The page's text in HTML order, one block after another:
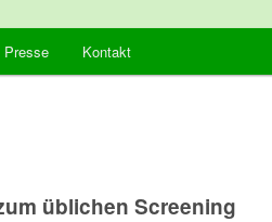
Presse Kontakt
üblichen Screening